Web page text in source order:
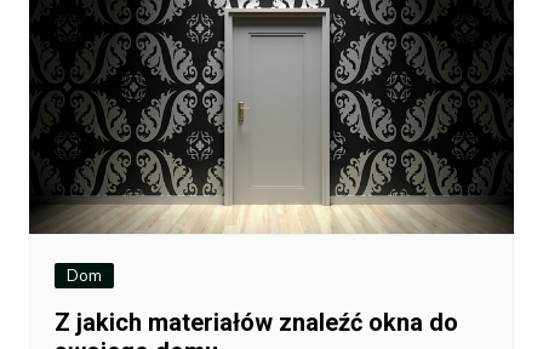
Dom
Z jakich materiałów znaleźć okna do